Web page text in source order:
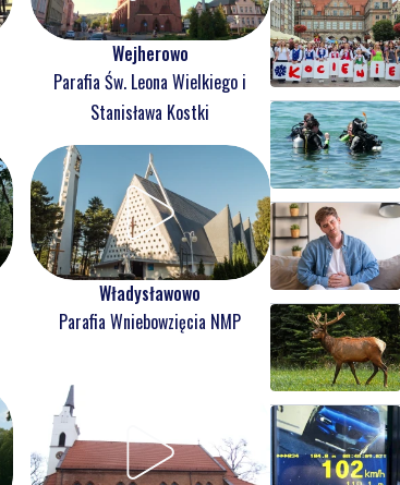
Wejherowo
Parafia Św. Leona Wielkiego i
Stanisława Kostki
Władysławowo
Parafia Wniebowzięcia NMP